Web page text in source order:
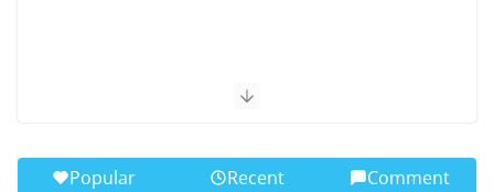
Popular Recent Comment